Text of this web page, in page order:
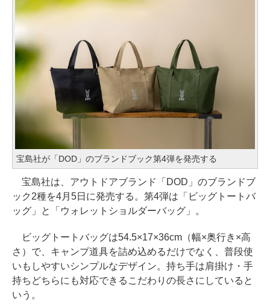
宝島社が「DOD」のブランドブック第4弾を発売する
宝島社は、アウトドアブランド「DOD」のブランドブ
ック2種を4月5日に発売する。第4弾は「ビッグトートバ
ッグ」と「ウォレットショルダーバッグ」。
ビッグトートバッグは54.5×17×36cm（幅×奥行き×高
さ）で、キャンプ道具を詰め込めるだけでなく、普段使
いもしやすいシンプルなデザイン。持ち手は肩掛け・手
持ちどちらにも対応できるこだわりの長さにしていると
いう。